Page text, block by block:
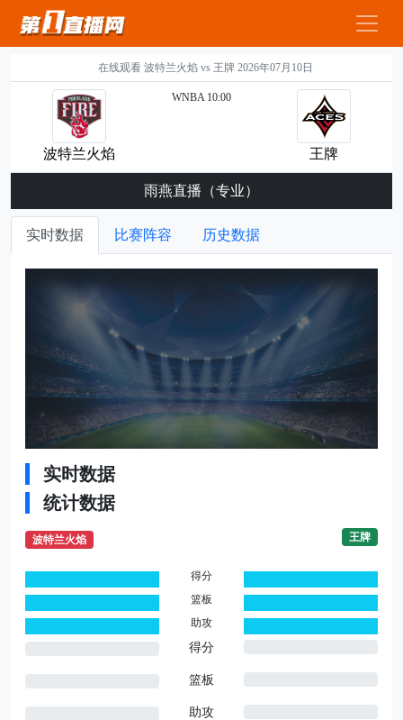
在线观看 波特兰火焰 vs 王牌 2026年07月10日
波特兰火焰
WNBA 10:00
王牌
雨燕直播（专业）
实时数据 比赛阵容 历史数据
实时数据
统计数据
波特兰火焰 王牌
得分
篮板
助攻
得分
篮板
助攻